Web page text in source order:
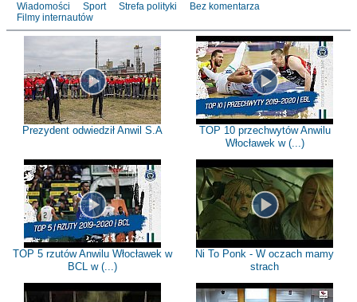
Wiadomości Sport Strefa polityki
Bez komentarza
Filmy internautów
Prezydent odwiedził Anwil S.A
TOP 10 przechwytów Anwilu
Włocławek w (...)
TOP 5 rzutów Anwilu Włocławek w
BCL w (...)
Ni To Ponk - W oczach mamy
strach